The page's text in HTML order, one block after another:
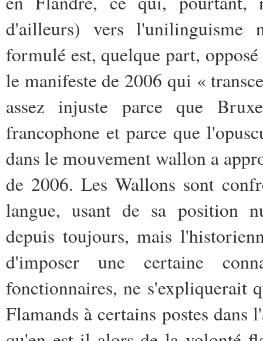
d'ailleurs) vers l'unilinguisme
formulé est, quelque part,
le manifeste de 2006 qui «
assez injuste parce que
francophone et parce que
dans le mouvement wallon a
de 2006. Les Wallons sont
langue, usant de sa position
depuis toujours, mais
d'imposer une certaine
fonctionnaires, ne s'expliquerait
Flamands à certains postes